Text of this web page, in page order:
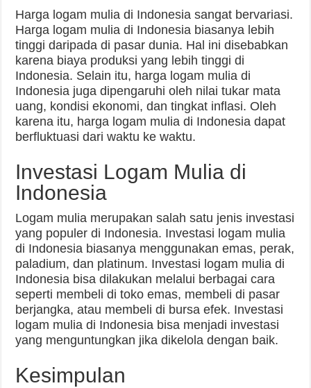
Harga logam mulia di Indonesia sangat bervariasi.
Harga logam mulia di Indonesia biasanya lebih
tinggi daripada di pasar dunia. Hal ini disebabkan
karena biaya produksi yang lebih tinggi di
Indonesia. Selain itu, harga logam mulia di
Indonesia juga dipengaruhi oleh nilai tukar mata
uang, kondisi ekonomi, dan tingkat inflasi. Oleh
karena itu, harga logam mulia di Indonesia dapat
berfluktuasi dari waktu ke waktu.
Investasi Logam Mulia di
Indonesia
Logam mulia merupakan salah satu jenis investasi
yang populer di Indonesia. Investasi logam mulia
di Indonesia biasanya menggunakan emas, perak,
paladium, dan platinum. Investasi logam mulia di
Indonesia bisa dilakukan melalui berbagai cara
seperti membeli di toko emas, membeli di pasar
berjangka, atau membeli di bursa efek. Investasi
logam mulia di Indonesia bisa menjadi investasi
yang menguntungkan jika dikelola dengan baik.
Kesimpulan